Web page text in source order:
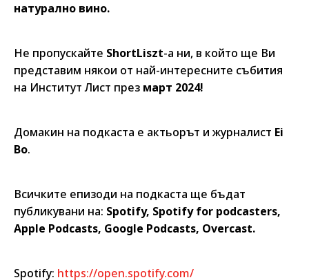
натурално вино.
Не пропускайте ShortLiszt-а ни, в който ще Ви
представим някои от най-интересните събития
на Институт Лист през март 2024!
Домакин на подкаста е актьорът и журналист Ei
Bo.
Всичките епизоди на подкаста ще бъдат
публикувани на: Spotify, Spotify for podcasters,
Apple Podcasts, Google Podcasts, Overcast.
Spotify: https://open.spotify.com/